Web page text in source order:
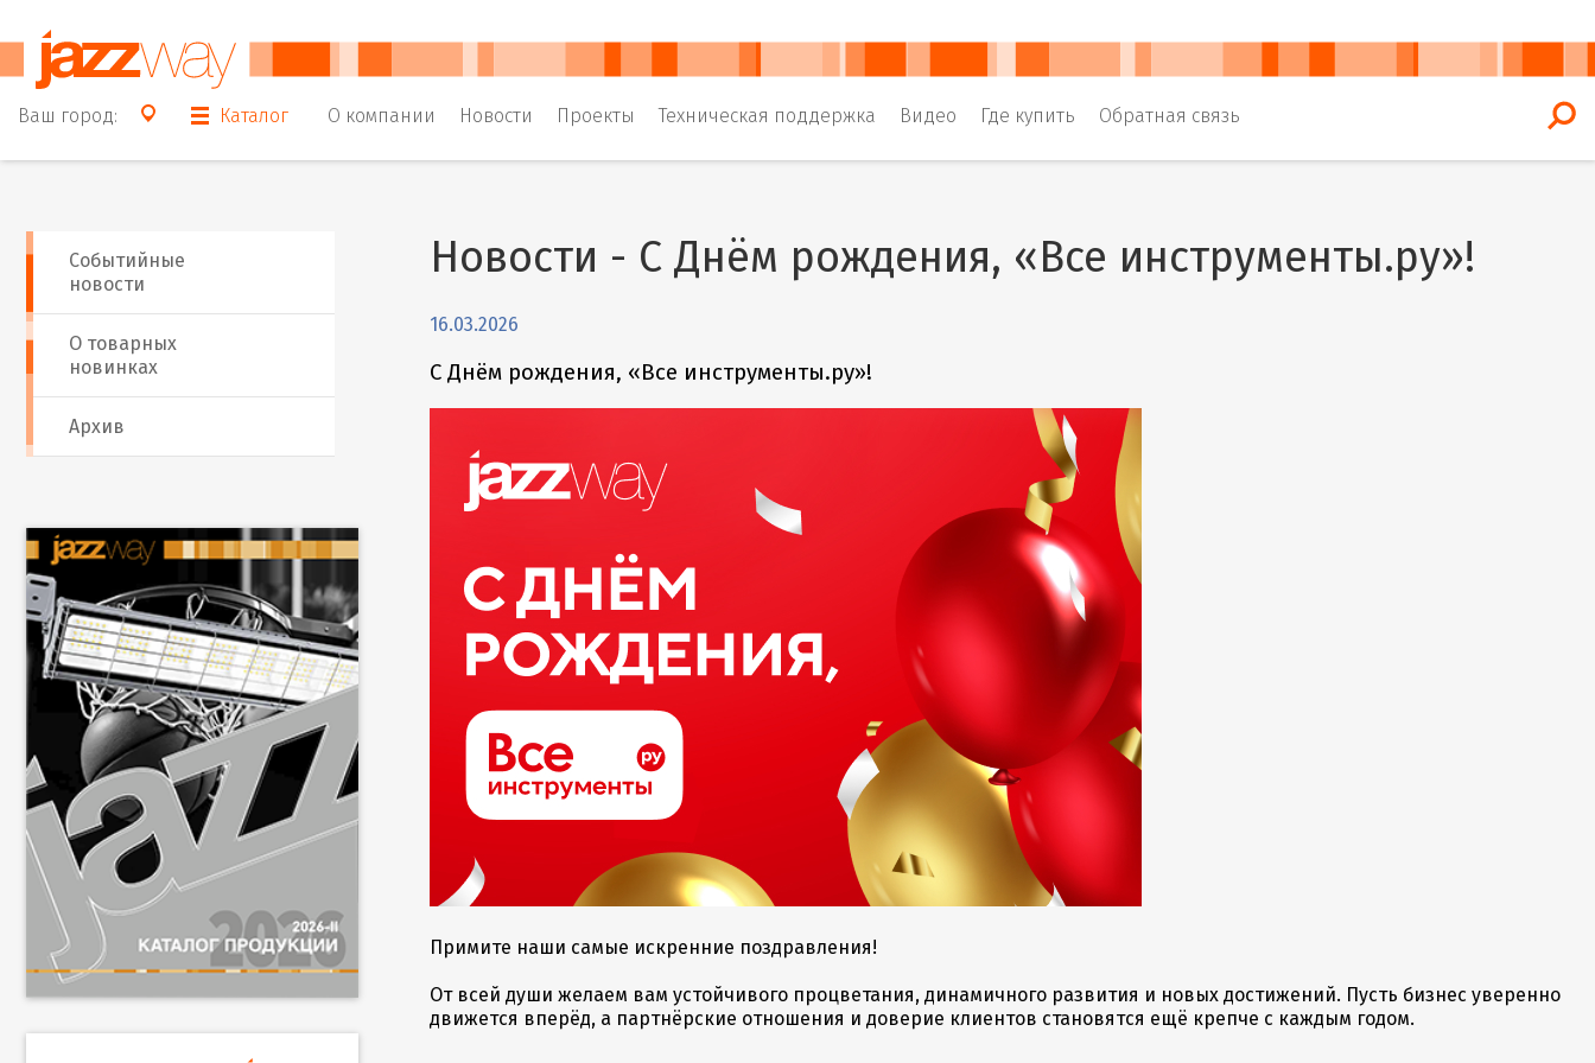
Ваш город: Каталог О компании Новости Проекты Техническая поддержка Видео Где купить Обратная связь
Событийные
новости
О товарных
новинках
Архив
Новости - С Днём рождения, «Все инструменты.ру»!
16.03.2026
С Днём рождения, «Все инструменты.ру»!
Примите наши самые искренние поздравления!
От всей души желаем вам устойчивого процветания, динамичного развития и новых достижений. Пусть бизнес уверенно
движется вперёд, а партнёрские отношения и доверие клиентов становятся ещё крепче с каждым годом.